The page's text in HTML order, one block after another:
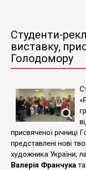
Студенти-
виставку,
Голодомору
присвяченої річниці
представлені нові
художника України,
Валерія Франчука